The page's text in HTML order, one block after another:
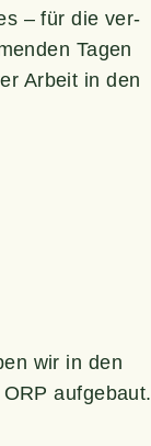
– für die ver­
Tagen
Arbeit in den
wir in den
aufgebaut.